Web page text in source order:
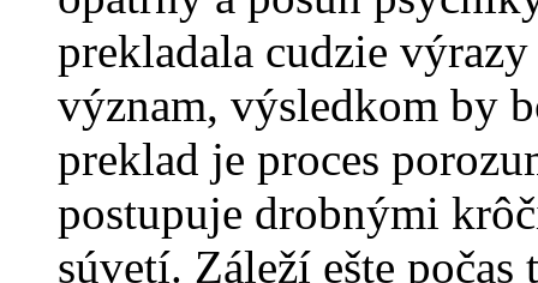
prekladala cudzie
význam, výsledkom by
preklad je proces
postupuje drobnými
súvetí. Záleží ešte